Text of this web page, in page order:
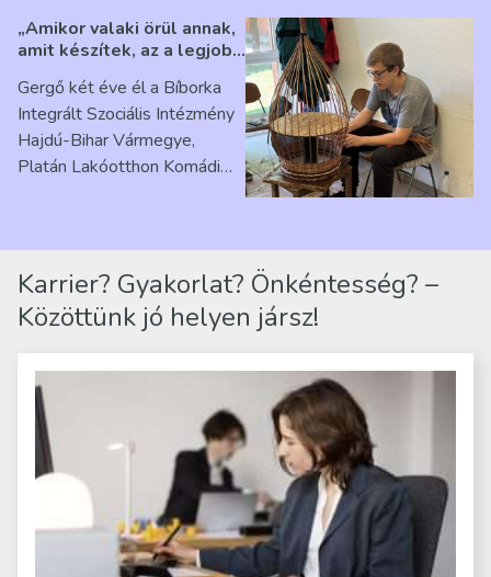
„Amikor valaki örül annak,
amit készítek, az a legjobb
Ribárszky Gergő ellátottal
Gergő két éve él a Bíborka
Integrált Szociális Intézmény
Hajdú-Bihar Vármegye,
Platán Lakóotthon Komádi
Karrier? Gyakorlat? Önkéntesség? –
Közöttünk jó helyen jársz!